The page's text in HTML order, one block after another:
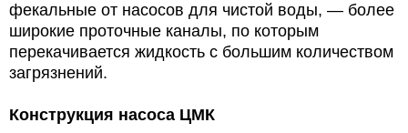
фекальные от насосов для чистой воды, — более
широкие проточные каналы, по которым
перекачивается жидкость с большим количеством
загрязнений.
Конструкция насоса ЦМК